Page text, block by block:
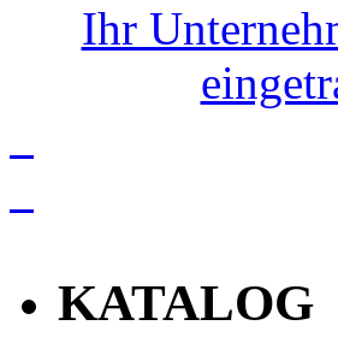
Ihr
KATALOG